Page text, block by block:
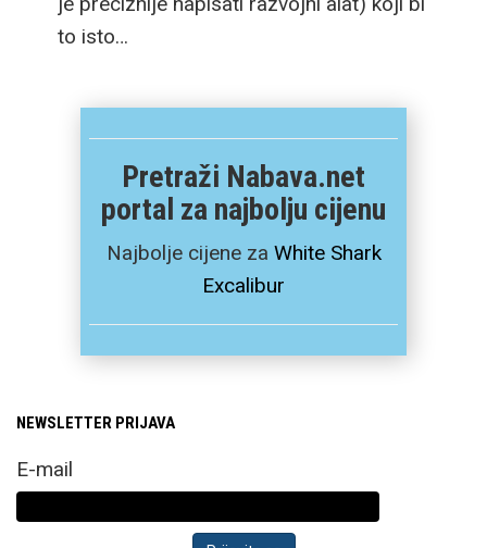
to isto…
Pretraži Nabava.net
portal za najbolju cijenu
Najbolje cijene za White Shark
Excalibur
NEWSLETTER PRIJAVA
E-mail